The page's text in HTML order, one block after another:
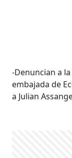
-Denuncian a
embajada de
a Julian